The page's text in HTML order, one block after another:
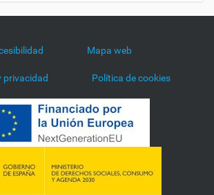
Mapa web
privacidad Política de cookies